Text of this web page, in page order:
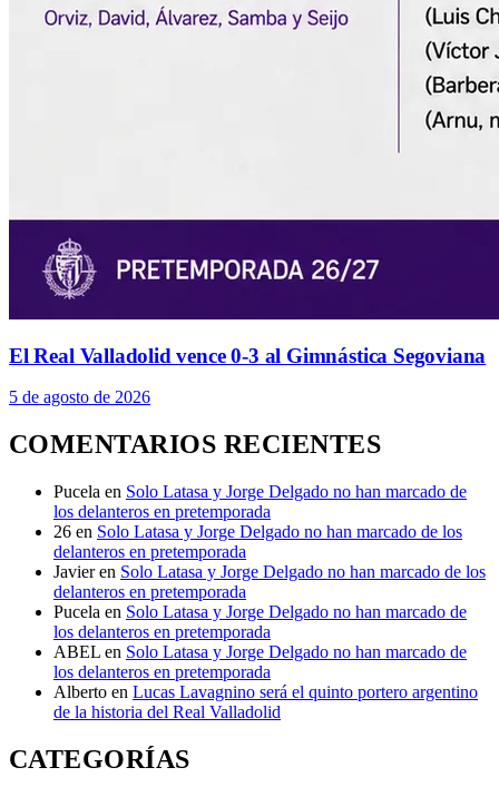
El Real Valladolid vence 0-3 al Gimnástica Segoviana
5 de agosto de 2026
COMENTARIOS RECIENTES
Pucela en Solo Latasa y Jorge Delgado no han marcado de
los delanteros en pretemporada
26 en Solo Latasa y Jorge Delgado no han marcado de los
delanteros en pretemporada
Javier en Solo Latasa y Jorge Delgado no han marcado de los
delanteros en pretemporada
Pucela en Solo Latasa y Jorge Delgado no han marcado de
los delanteros en pretemporada
ABEL en Solo Latasa y Jorge Delgado no han marcado de
los delanteros en pretemporada
Alberto en Lucas Lavagnino será el quinto portero argentino
de la historia del Real Valladolid
CATEGORÍAS